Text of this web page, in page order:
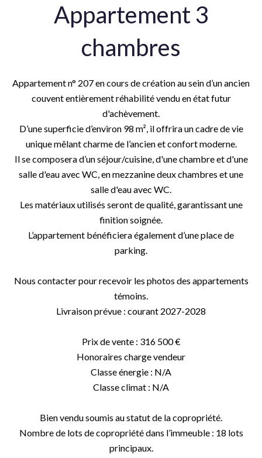
Appartement 3
chambres
Appartement n° 207 en cours de création au sein d’un ancien
couvent entièrement réhabilité vendu en état futur
d'achèvement.
D’une superficie d’environ 98 m², il offrira un cadre de vie
unique mêlant charme de l’ancien et confort moderne.
Il se composera d’un séjour/cuisine, d'une chambre et d'une
salle d'eau avec WC, en mezzanine deux chambres et une
salle d'eau avec WC.
Les matériaux utilisés seront de qualité, garantissant une
finition soignée.
L’appartement bénéficiera également d’une place de
parking.
Nous contacter pour recevoir les photos des appartements
témoins.
Livraison prévue : courant 2027-2028
Prix de vente : 316 500 €
Honoraires charge vendeur
Classe énergie : N/A
Classe climat : N/A
Bien vendu soumis au statut de la copropriété.
Nombre de lots de copropriété dans l’immeuble : 18 lots
principaux.